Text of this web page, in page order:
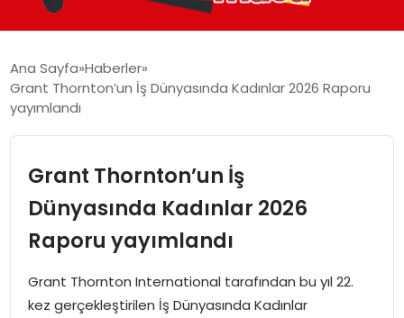
EKONOMI
EĞITIM
SPOR
Ana Sayfa Haberler
Grant Thornton’un İş Dünyasında Kadınlar 2026 Raporu
yayımlandı
Grant Thornton’un İş
Dünyasında Kadınlar 2026
Raporu yayımlandı
Grant Thornton International tarafından bu yıl 22.
kez gerçekleştirilen İş Dünyasında Kadınlar